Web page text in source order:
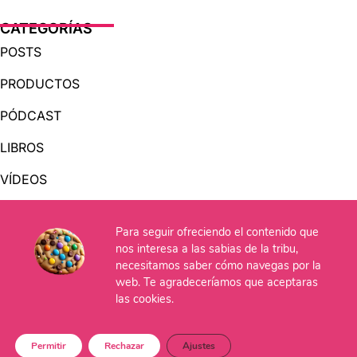
CATEGORÍAS
POSTS
PRODUCTOS
PÓDCAST
LIBROS
VÍDEOS
OTRAS PÁGINAS
Para seguir ofreciendo el contenido que
nos interesa a las sabias de la tribu,
necesitamos saber cómo navegas por la
web. Te agradeceríamos que aceptaras
las cookies.
Permitir Rechazar Ajustes